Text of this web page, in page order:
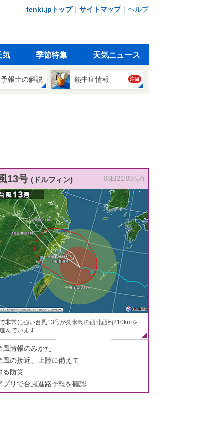
tenki.jpトップ｜ サイトマップ｜ ヘルプ
気 季節特集 天気ニュース
報士の解説 熱中症情報 注目
13号 (ドルフィン) 08日21:00現在
非常に強い台風13号が久米島の西北西約210kmを
んでいます
風情報のみかた
風の接近、上陸に備えて
る防災
プリで台風進路予報を確認